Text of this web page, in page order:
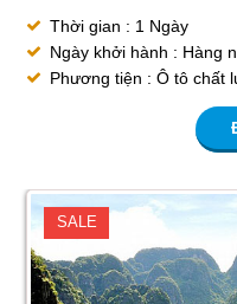
Thời gian : 1 Ngày
Ngày khởi hành : Hàng
Phương tiện : Ô tô chất
SALE